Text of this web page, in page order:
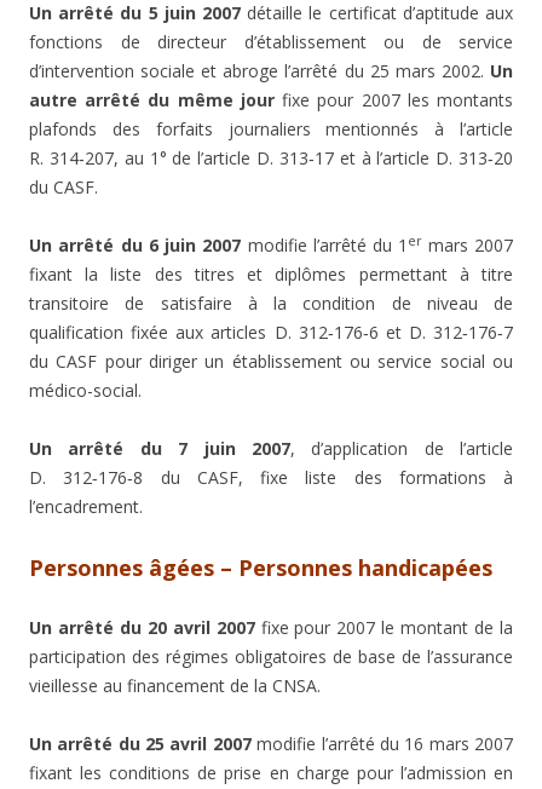
Un arrêté du 5 juin 2007 détaille le certificat d’aptitude aux
fonctions de directeur d’établissement ou de service
d’intervention sociale et abroge l’arrêté du 25 mars 2002. Un
autre arrêté du même jourfixe pour 2007 les montants
plafonds des forfaits journaliers mentionnés à l’article
R. 314‑207, au 1° de l’article D. 313‑17 et à l’article D. 313‑20
du CASF.
Un arrêté du 6 juin 2007 modifie l’arrêté du 1 ermars 2007
fixant la liste des titres et diplômes permettant à titre
transitoire de satisfaire à la condition de niveau de
qualification fixée aux articles D. 312‑176‑6 et D. 312‑176‑7
du CASF pour diriger un établissement ou service social ou
médico-social.
Un arrêté du 7 juin 2007, d’application de l’article
D. 312‑176‑8 du CASF, fixe liste des formations à
l’encadrement.
Personnes âgées – Personnes handicapées
Un arrêté du 20 avril 2007fixe pour 2007 le montant de la
participation des régimes obligatoires de base de l’assurance
vieillesse au financement de la CNSA.
Un arrêté du 25 avril 2007modifie l’arrêté du 16 mars 2007
fixant les conditions de prise en charge pour l’admission en